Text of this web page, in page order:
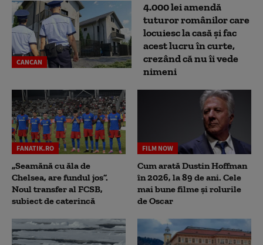
CANCAN
4.000 lei amendă
tuturor românilor care
locuiesc la casă și fac
acest lucru în curte,
crezând că nu îi vede
nimeni
FANATIK.RO
„Seamănă cu ăla de
Chelsea, are fundul jos”.
Noul transfer al FCSB,
subiect de caterincă
FILM NOW
Cum arată Dustin Hoffman
în 2026, la 89 de ani. Cele
mai bune filme și rolurile
de Oscar